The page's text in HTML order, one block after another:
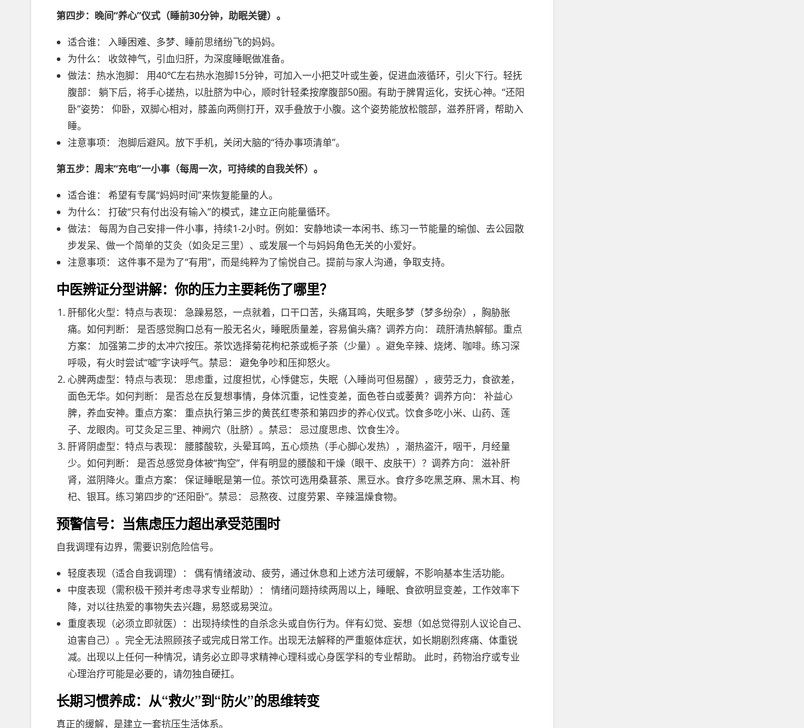
第四步：晚间“养心”仪式（睡前30分钟，助眠关键）。
适合谁： 入睡困难、多梦、睡前思绪纷飞的妈妈。
为什么： 收敛神气，引血归肝，为深度睡眠做准备。
做法：热水泡脚： 用40℃左右热水泡脚15分钟，可加入一小把艾叶或生姜，促进血液循环，引火下行。轻抚
腹部： 躺下后，将手心搓热，以肚脐为中心，顺时针轻柔按摩腹部50圈。有助于脾胃运化，安抚心神。“还阳
卧”姿势： 仰卧，双脚心相对，膝盖向两侧打开，双手叠放于小腹。这个姿势能放松髋部，滋养肝肾，帮助入
睡。
注意事项： 泡脚后避风。放下手机，关闭大脑的“待办事项清单”。
第五步：周末“充电”一小事（每周一次，可持续的自我关怀）。
适合谁： 希望有专属“妈妈时间”来恢复能量的人。
为什么： 打破“只有付出没有输入”的模式，建立正向能量循环。
做法： 每周为自己安排一件小事，持续1-2小时。例如：安静地读一本闲书、练习一节能量的瑜伽、去公园散
步发呆、做一个简单的艾灸（如灸足三里）、或发展一个与妈妈角色无关的小爱好。
注意事项： 这件事不是为了“有用”，而是纯粹为了愉悦自己。提前与家人沟通，争取支持。
中医辨证分型讲解：你的压力主要耗伤了哪里？
肝郁化火型：特点与表现： 急躁易怒，一点就着，口干口苦，头痛耳鸣，失眠多梦（梦多纷杂），胸胁胀
痛。如何判断： 是否感觉胸口总有一股无名火，睡眠质量差，容易偏头痛？调养方向： 疏肝清热解郁。重点
方案： 加强第二步的太冲穴按压。茶饮选择菊花枸杞茶或栀子茶（少量）。避免辛辣、烧烤、咖啡。练习深
呼吸，有火时尝试“嘘”字诀呼气。禁忌： 避免争吵和压抑怒火。
心脾两虚型：特点与表现： 思虑重，过度担忧，心悸健忘，失眠（入睡尚可但易醒），疲劳乏力，食欲差，
面色无华。如何判断： 是否总在反复想事情，身体沉重，记性变差，面色苍白或萎黄？调养方向： 补益心
脾，养血安神。重点方案： 重点执行第三步的黄芪红枣茶和第四步的养心仪式。饮食多吃小米、山药、莲
子、龙眼肉。可艾灸足三里、神阙穴（肚脐）。禁忌： 忌过度思虑、饮食生冷。
肝肾阴虚型：特点与表现： 腰膝酸软，头晕耳鸣，五心烦热（手心脚心发热），潮热盗汗，咽干，月经量
少。如何判断： 是否总感觉身体被“掏空”，伴有明显的腰酸和干燥（眼干、皮肤干）？调养方向： 滋补肝
肾，滋阴降火。重点方案： 保证睡眠是第一位。茶饮可选用桑葚茶、黑豆水。食疗多吃黑芝麻、黑木耳、枸
杞、银耳。练习第四步的“还阳卧”。禁忌： 忌熬夜、过度劳累、辛辣温燥食物。
预警信号：当焦虑压力超出承受范围时
自我调理有边界，需要识别危险信号。
轻度表现（适合自我调理）： 偶有情绪波动、疲劳，通过休息和上述方法可缓解，不影响基本生活功能。
中度表现（需积极干预并考虑寻求专业帮助）： 情绪问题持续两周以上，睡眠、食欲明显变差，工作效率下
降，对以往热爱的事物失去兴趣，易怒或易哭泣。
重度表现（必须立即就医）：出现持续性的自杀念头或自伤行为。伴有幻觉、妄想（如总觉得别人议论自己、
迫害自己）。完全无法照顾孩子或完成日常工作。出现无法解释的严重躯体症状，如长期剧烈疼痛、体重锐
减。出现以上任何一种情况，请务必立即寻求精神心理科或心身医学科的专业帮助。 此时，药物治疗或专业
心理治疗可能是必要的，请勿独自硬扛。
长期习惯养成：从“救火”到“防火”的思维转变
真正的缓解，是建立一套抗压生活体系。